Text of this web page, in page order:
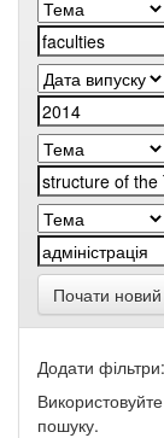
Почати
Додати фільтри:
пошуку.